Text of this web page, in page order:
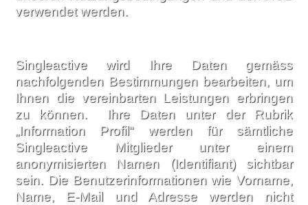
verwendet werden.
Singleactive wird Ihre Daten gemäss
nachfolgenden Bestimmungen bearbeiten, um
Ihnen die vereinbarten Leistungen erbringen
zu können. Ihre Daten unter der Rubrik
„Information Profil“ werden für sämtliche
Singleactive Mitglieder unter einem
anonymisierten Namen (Identifiant) sichtbar
sein. Die Benutzerinformationen wie Vorname,
Name, E-Mail und Adresse werden nicht